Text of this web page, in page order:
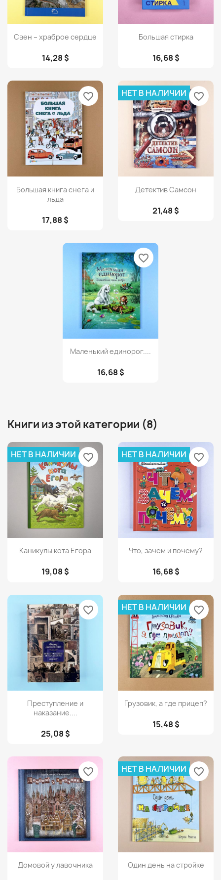
Просмотр
Свен – храброе сердце
14,28 $
Просмотр
Большая стирка
16,68 $
Просмотр
Большая книга снега и
льда
17,88 $
favorite_border
Просмотр
Детектив Самсон
21,48 $
НЕТ В НАЛИЧИИ favorite_border
Просмотр
Маленький единорог....
16,68 $
favorite_border
Книги из этой категории (8)
Просмотр
Каникулы кота Егора
19,08 $
НЕТ В НАЛИЧИИ favorite_border
Просмотр
Что, зачем и почему?
16,68 $
НЕТ В НАЛИЧИИ favorite_border
Просмотр
Преступление и
наказание....
25,08 $
favorite_border
Просмотр
Грузовик, а где прицеп?
15,48 $
НЕТ В НАЛИЧИИ favorite_border
Просмотр
Домовой у лавочника
favorite_border
Просмотр
Один день на стройке
НЕТ В НАЛИЧИИ favorite_border